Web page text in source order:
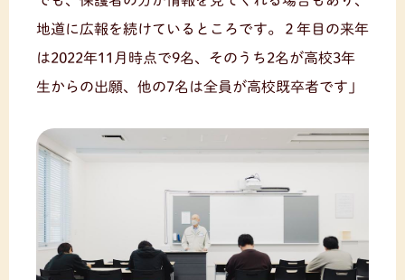
地道に広報を続けているところです。２年目の来年
は2022年11月時点で9名、そのうち2名が高校3年
生からの出願、他の7名は全員が高校既卒者です」